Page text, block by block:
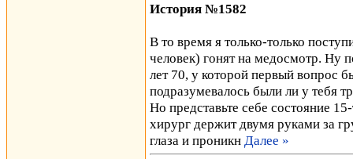
История №1582
В то время я только-только
человек) гонят на медосмотр. Ну
лет 70, у которой первый вопрос
подразумевалось были ли у тебя
Но представьте себе состояние
хирург держит двумя руками за
глаза и проникн Далее »